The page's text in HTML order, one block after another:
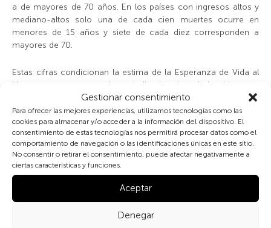
Gestionar consentimiento
Para ofrecer las mejores experiencias, utilizamos tecnologías como las
cookies para almacenar y/o acceder a la información del dispositivo. El
consentimiento de estas tecnologías nos permitirá procesar datos como el
comportamiento de navegación o las identificaciones únicas en este sitio.
No consentir o retirar el consentimiento, puede afectar negativamente a
ciertas características y funciones.
Aceptar
Denegar
a de mayores de 70 años. En los países con ingresos altos y
mediano-altos solo una de cada cien muertes ocurre en
menores de 15 años y siete de cada diez corresponden a
mayores de 70.
Estas cifras condicionan la estima de la Esperanza de Vida al
Nacer, que es un excelente indicador de salud y bienestar
global. La esperanza de vida al nacer de las mujeres españolas
era 37 años en 1900 y 85,5 en 2015. En esa fecha, Sierra
Leona (50,1) y Nigeria (54,5) presentan los menores valores del
mundo, frente a los máximos de Japón (83,7) y España, (82,8),
(EV conjunta para ambos sexos).
Los registros demográficos son muy modernos, pero se
pueden estimar algunos indicadores como la esperanza de
vida a partir de registros parroquiales de muerte, o de la
información que proporcionan las lápidas.